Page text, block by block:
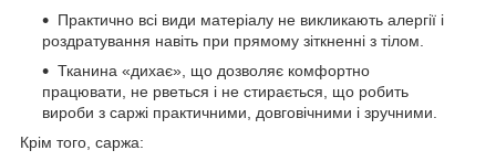
Практично всі види матеріалу не викликають алергії і
роздратування навіть при прямому зіткненні з тілом.
Тканина «дихає», що дозволяє комфортно
працювати, не рветься і не стирається, що робить
вироби з саржі практичними, довговічними і зручними.
Крім того, саржа: